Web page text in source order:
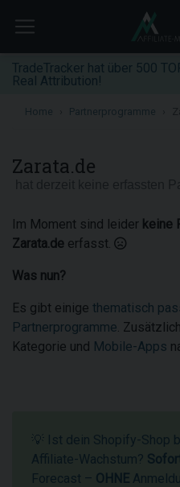
TradeTracker hat über 500
Real Attribution!
Home Partnerprogramme
Zarata.de
Im Moment sind leider keine
Zarata.de erfasst.
Was nun?
Es gibt einige thematisch
Partnerprogramme.
Kategorie und Mobile-Apps
💡 Ist dein Shopify-Shop
Affiliate-Wachstum?
Forecast – OHNE